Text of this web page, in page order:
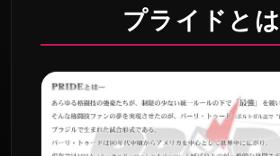
プライドとは